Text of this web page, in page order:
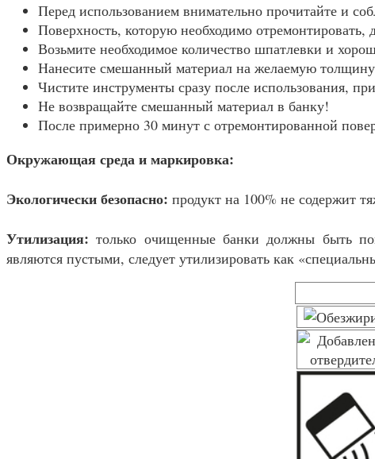
Перед использованием внимательно прочитайте и
Поверхность, которую необходимо
Возьмите необходимое количество шпатлевки и
Нанесите смешанный материал на желаемую толщину
Чистите инструменты сразу после использования,
Не возвращайте смешанный материал в банку!
После примерно 30 минут с отремонтированной
Окружающая среда и маркировка:
Экологически безопасно: продукт на 100% не содержит
Утилизация:только очищенные банки должны быть
являются пустыми, следует утилизировать как